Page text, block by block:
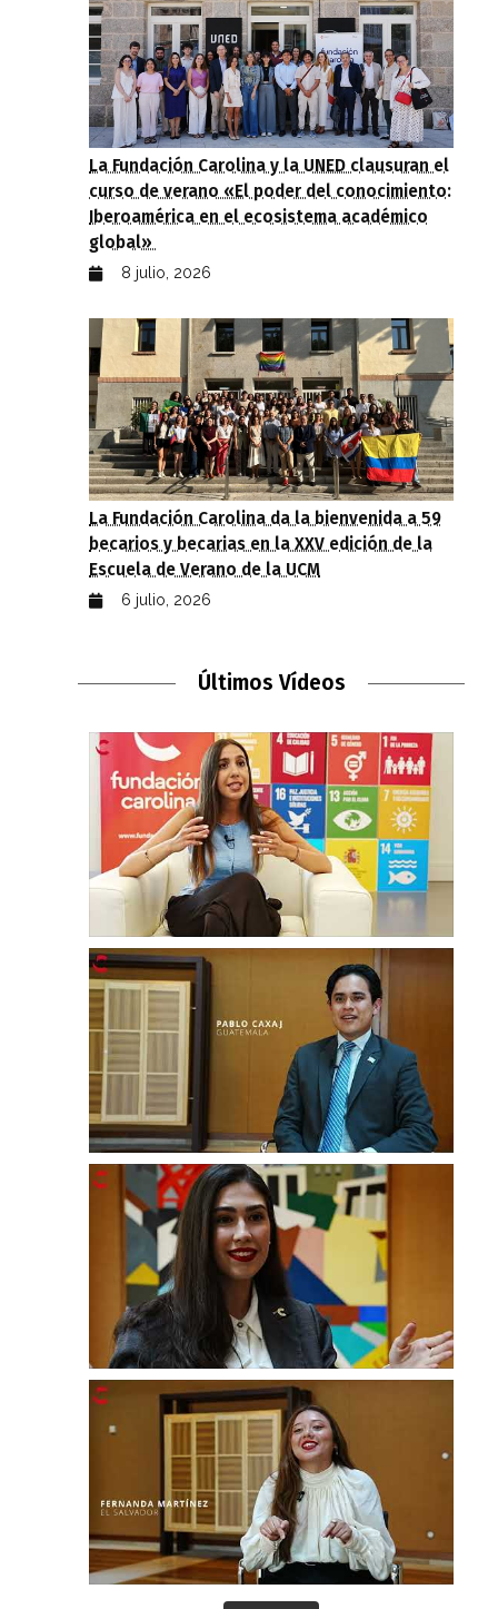
La Fundación Carolina y la UNED clausuran el
curso de verano «El poder del conocimiento:
Iberoamérica en el ecosistema académico
global»
8 julio, 2026
La Fundación Carolina da la bienvenida a 59
becarios y becarias en la XXV edición de la
Escuela de Verano de la UCM
6 julio, 2026
Últimos Vídeos